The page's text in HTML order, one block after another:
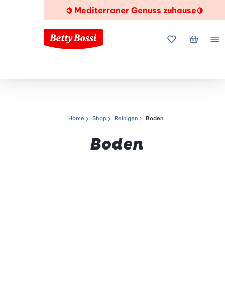
🍋 Mediterraner Genuss zuhause🍋
MeineMein
Navigationspfad
Home Shop Reinigen Boden
Boden